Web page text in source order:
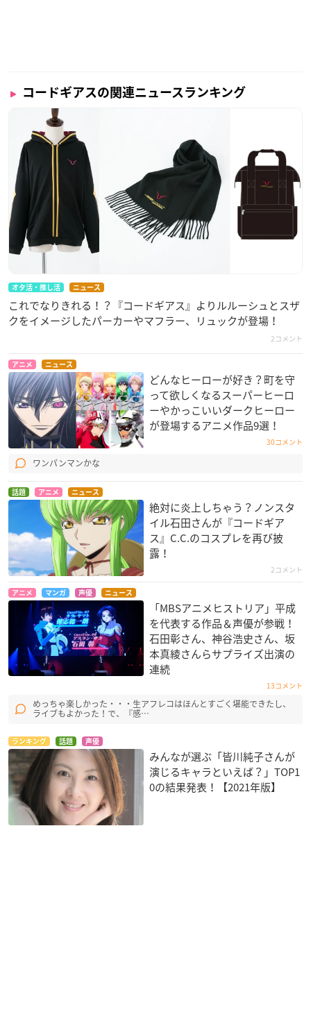
コードギアスの関連ニュースランキング
オタ活・推し活 ニュース
これでなりきれる！？『コードギアス』よりルルーシュとスザ
クをイメージしたパーカーやマフラー、リュックが登場！
2コメント
アニメ ニュース
どんなヒーローが好き？町を守
って欲しくなるスーパーヒーロ
ーやかっこいいダークヒーロー
が登場するアニメ作品9選！
30コメント
ワンパンマンかな
話題 アニメ ニュース
絶対に炎上しちゃう？ノンスタ
イル石田さんが『コードギア
ス』C.C.のコスプレを再び披
露！
2コメント
アニメ マンガ 声優 ニュース
「MBSアニメヒストリア」平成
を代表する作品＆声優が参戦！
石田彰さん、神谷浩史さん、坂
本真綾さんらサプライズ出演の
連続
13コメント
めっちゃ楽しかった・・・生アフレコはほんとすごく堪能できたし、
ライブもよかった！で、『感…
ランキング 話題 声優
みんなが選ぶ「皆川純子さんが
演じるキャラといえば？」TOP1
0の結果発表！【2021年版】